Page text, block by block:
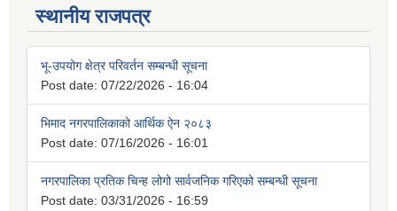
स्थानीय राजपत्र
भू-उपयोग क्षेत्र परिवर्तन सम्बन्धी सूचना
Post date: 07/22/2026 - 16:04
भिमाद नगरपालिकाको आर्थिक ऐन २०८३
Post date: 07/16/2026 - 16:01
नगरपालिका प्रतिक चिन्ह लोगो सार्वजनिक गरिएको सम्बन्धी सूचना
Post date: 03/31/2026 - 16:59